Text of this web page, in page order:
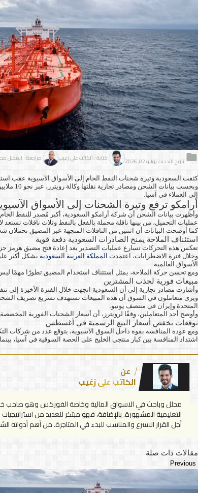
تاريخ التحديث يوليو 02, 2026 كتابة : الكاتب علي زغيب مراجعة : المحلل
كثفت السعودية وتيرة شحنات النفط الخام إلى الأسواق الآسيوية عقب
وبحسب بيانات الشحن ومصادر تجارية نقلتها وكالة رويترز، عبر نحو 10 ملايين برميل من
إلى العملاء في آسيا.
أرامكو ترفع وتيرة الشحنات إلى الأسواق
عمليات التحميل، من بينها ناقلة محملة بالفعل بالنفط وثلاث ناقلات تستعد
كما أوضحت البيانات أن اثنتين من الناقلات المتجهة عبر المضيق تحملان
استئناف الملاحة يمنح الصادرات السعودية دفعة قوية
تعكس هذه التحركات تسارع عمليات التصدير بعد إعادة فتح مضيق هرمز
وخلال فترة الاضطرابات، اعتمدت المملكة العربية السعودية بشكل أكبر
الأسواق العالمية.
ومع تحسن حركة الملاحة، يمثل استئناف استخدام المضيق تطورًا مهمًا ليس
مبيعات فورية لجذب المشترين
وأشارت مصادر تجارية إلى أن السعودية اتجهت خلال الفترة الأخيرة إلى
ويرى متعاملون في السوق أن هذه المبيعات تستهدف تسريع تصريف
المتحدة وإيران في منتصف يونيو.
وأوضح أحد المتعاملين، وفقًا لرويترز، أن أسعار الشحنات الفورية
توقعات بخفض أسعار البيع الرسمية في أغسطس
ومع عودة المنافسة بقوة داخل السوق الآسيوية، يتوقع عدد من شركات
اشتداد المنافسة بين كبار منتجي الخليج على الحصة السوقية في آسيا،
عن
الكاتب علي زغيب
التعليمية المشهورة. بالإضافة، فهو مبتكر للعديد من
أجل القرار الاسرع والمناسب للبدء في المتاجرة. من أهم أدواته
مقالات ذات صلة
Previous